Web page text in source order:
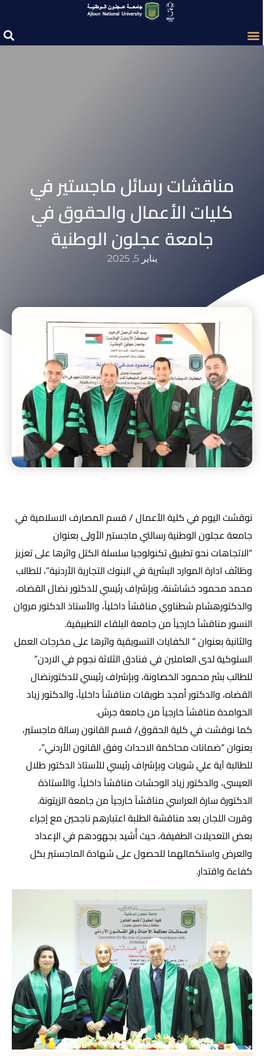
مناقشات رسائل ماجستير في
كليات الأعمال والحقوق في
جامعة عجلون الوطنية‎
يناير 5, 2025
نوقشت اليوم في كلية الأعمال / قسم المصارف الاسلامية في
جامعة عجلون ‎الوطنية رسالتي ماجستير الأولى بعنوان
“الاتجاهات نحو تطبيق تكنولوجيا سلسلة الكتل واثرها على تعزيز
وظائف ادارة الموارد البشرية في البنوك التجارية الأردنية”، للطالب
محمد محمود خشاشنة، وبإشراف رئيسي للدكتور نضال القضاه،
والدكتورهشام شطناوي مناقشاً داخلياً، والأستاذ الدكتور مروان
النسور مناقشاً خارجياً من جامعة البلقاء التطبيقية.
والثانية بعنوان ” الكفايات التسويقية واثرها على مخرجات العمل
السلوكية لدى العاملين في فنادق الثلاثة نجوم في الاردن”
للطالب بشر محمود الخصاونة، وبإشراف رئيسي للدكتورنضال
القضاه، والدكتور أمجد طويقات مناقشاً داخلياً، والدكتور زياد
الحوامدة مناقشاً خارجياً من جامعة جرش.
كما نوقشت في كلية الحقوق/ قسم القانون رسالة ماجستير،
بعنوان “ضمانات محاكمة الاحداث وفق القانون الأردني”،
للطالبة آية علي شويات وبإشراف رئيسي للأستاذ الدكتور طلال
العيسى، والدكتور زياد الوحشات مناقشاً داخلياً، والأستاذة
الدكتورة سارة العراسي مناقشاً خارجياً من جامعة الزيتونة.
وقررت اللجان بعد مناقشة الطلبة اعتبارهم ناجحين مع إجراء
بعض التعديلات الطفيفة، حيث أُشيد بجهودهم في الإعداد
والعرض واستكمالهما للحصول على شهادة الماجستير بكل
كفاءة واقتدار.